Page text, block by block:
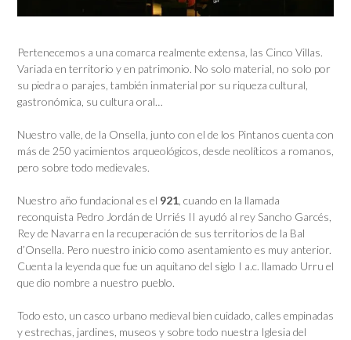
Pertenecemos a una comarca realmente extensa, las Cinco Villas.
Variada en territorio y en patrimonio. No solo material, no solo por
su piedra o parajes, también inmaterial por su riqueza cultural,
gastronómica, su cultura oral…
Nuestro valle, de la Onsella, junto con el de los Pintanos cuenta con
más de 250 yacimientos arqueológicos, desde neolíticos a romanos,
pero sobre todo medievales.
Nuestro año fundacional es el 921, cuando en la llamada
reconquista Pedro Jordán de Urriés II ayudó al rey Sancho Garcés,
Rey de Navarra en la recuperación de sus territorios de la Bal
d’Onsella. Pero nuestro inicio como asentamiento es muy anterior.
Cuenta la leyenda que fue un aquitano del siglo I a.c. llamado Urru el
que dio nombre a nuestro pueblo.
Todo esto, un casco urbano medieval bien cuidado, calles empinadas
y estrechas, jardines, museos y sobre todo nuestra Iglesia del